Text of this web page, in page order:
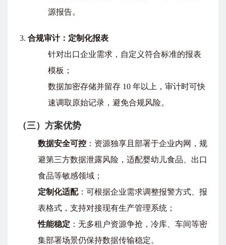
源报告。
合规审计：定制化报表
针对出口企业需求，自定义符合标准的报表
模板；
数据加密存储并留存 10 年以上，审计时可快
速调取原始记录，避免合规风险。
（三）方案优势
数据安全可控 ：资源独享且部署于企业内网，规
避第三方数据泄露风险，适配婴幼儿食品、出口
食品等敏感领域；
定制化适配：可根据企业需求调整报警方式、报
表格式，支持对接现有生产管理系统；
性能稳定 ：无多租户资源争抢，冷库、车间等密
集部署场景仍保持数据传输稳定。